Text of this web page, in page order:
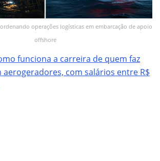
operações logísticas em embarcação de apoio
offshore
funciona a carreira de quem faz
com salários entre R$